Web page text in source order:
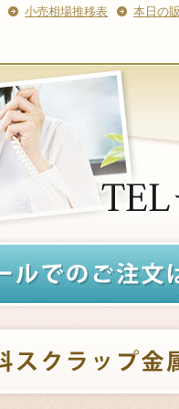
小売相場推移表 本日の